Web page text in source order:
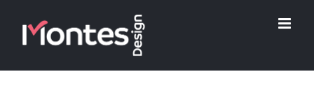
content